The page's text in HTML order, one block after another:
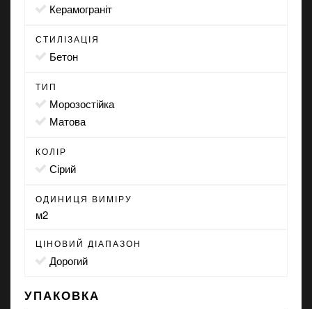
Керамограніт
СТИЛІЗАЦІЯ
бетон
ТИП
морозостійка
матова
КОЛІР
сірий
ОДИНИЦЯ ВИМІРУ
м2
ЦІНОВИЙ ДІАПАЗОН
Дорогий
УПАКОВКА